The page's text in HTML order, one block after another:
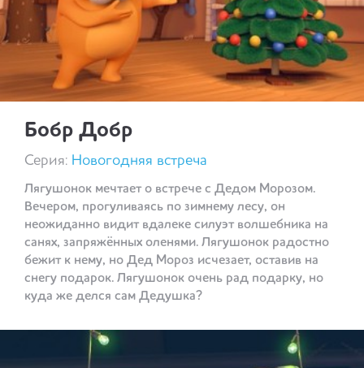
Бобр Добр
Серия: Новогодняя встреча
Лягушонок мечтает о встрече с Дедом Морозом.
Вечером, прогуливаясь по зимнему лесу, он
неожиданно видит вдалеке силуэт волшебника на
санях, запряжённых оленями. Лягушонок радостно
бежит к нему, но Дед Мороз исчезает, оставив на
снегу подарок. Лягушонок очень рад подарку, но
куда же делся сам Дедушка?